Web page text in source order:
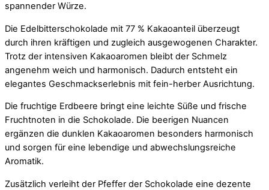
spannender Würze.
Die Edelbitterschokolade mit 77 % Kakaoanteil überzeugt
durch ihren kräftigen und zugleich ausgewogenen Charakter.
Trotz der intensiven Kakaoaromen bleibt der Schmelz
angenehm weich und harmonisch. Dadurch entsteht ein
elegantes Geschmackserlebnis mit fein-herber Ausrichtung.
Die fruchtige Erdbeere bringt eine leichte Süße und frische
Fruchtnoten in die Schokolade. Die beerigen Nuancen
ergänzen die dunklen Kakaoaromen besonders harmonisch
und sorgen für eine lebendige und abwechslungsreiche
Aromatik.
Zusätzlich verleiht der Pfeffer der Schokolade eine dezente